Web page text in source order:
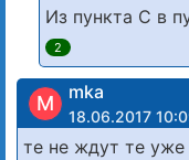
Из пункта С в
2
M mka
18.06.2017
те не ждут те уже